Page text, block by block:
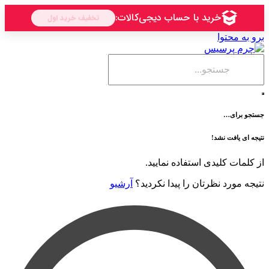
نشد!
کلیدی استفاده نمایید.
نظرتان را پیدا نکردید؟ آرشیو